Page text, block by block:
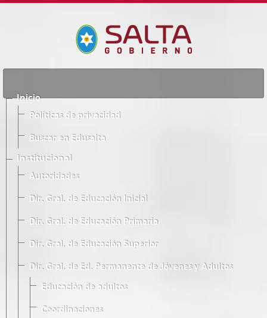
Inicio
Políticas de privacidad
Buscar en Edusalta
Institucional
Autoridades
Dir. Gral. de Educación Inicial
Dir. Gral. de Educación Primaria
Dir. Gral. de Educación Superior
Dir. Gral. de Ed. Permanente de Jóvenes y Adultos
Educación de adultos
Coordinaciones